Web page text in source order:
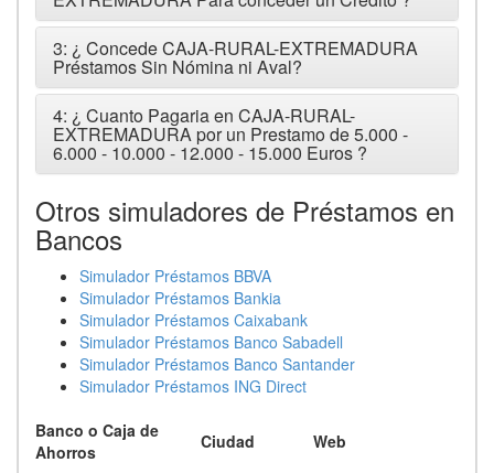
3: ¿ Concede CAJA-RURAL-EXTREMADURA
Préstamos Sin Nómina ni Aval?
4: ¿ Cuanto Pagaria en CAJA-RURAL-
EXTREMADURA por un Prestamo de 5.000 -
6.000 - 10.000 - 12.000 - 15.000 Euros ?
Otros simuladores de Préstamos en
Bancos
Simulador Préstamos BBVA
Simulador Préstamos Bankia
Simulador Préstamos Caixabank
Simulador Préstamos Banco Sabadell
Simulador Préstamos Banco Santander
Simulador Préstamos ING Direct
Banco o Caja de
Ahorros
Ciudad
Web